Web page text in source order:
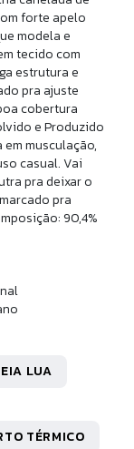
ALG PIMA
49,90
4,99sem juros
forte apelo
modela e
tecido com
estrutura e
pra ajuste
cobertura
e Produzido
musculação,
casual. Vai
pra deixar o
pra
90,4%
LUA
TÉRMICO